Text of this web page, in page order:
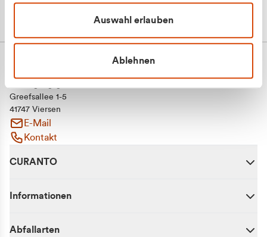
Auswahl erlauben
Ablehnen
Greefsallee 1-5
41747 Viersen
E-Mail
Kontakt
CURANTO
Informationen
Abfallarten